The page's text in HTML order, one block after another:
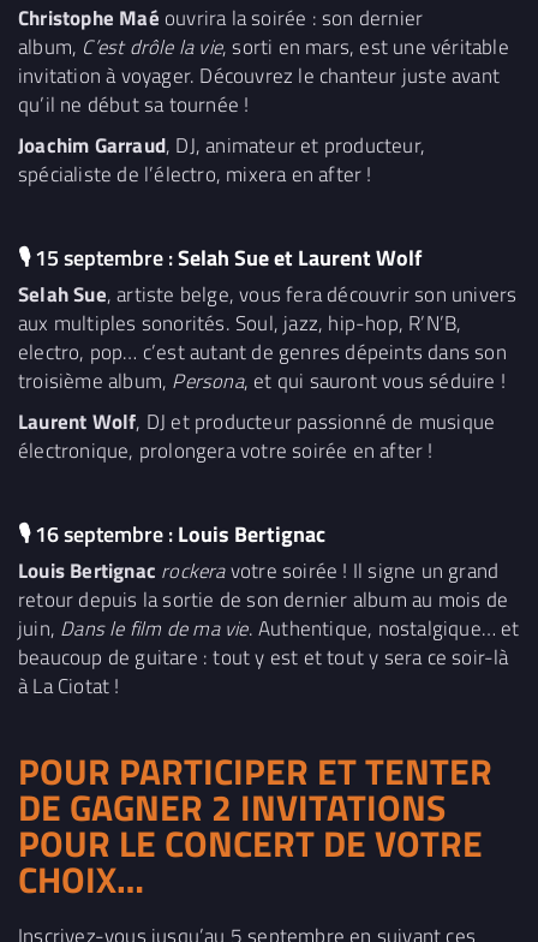
Christophe Maé ouvrira la soirée : son dernier
album, C’est drôle la vie, sorti en mars, est une véritable
invitation à voyager. Découvrez le chanteur juste avant
qu’il ne début sa tournée !
Joachim Garraud, DJ, animateur et producteur,
spécialiste de l’électro, mixera en after !
🎙15 septembre :Selah Sue et Laurent Wolf
Selah Sue, artiste belge, vous fera découvrir son univers
aux multiples sonorités. Soul, jazz, hip-hop, R’N’B,
electro, pop… c’est autant de genres dépeints dans son
troisième album, Persona, et qui sauront vous séduire !
Laurent Wolf, DJ et producteur passionné de musique
électronique, prolongera votre soirée en after !
🎙16 septembre :Louis Bertignac
Louis Bertignac rockeravotre soirée ! Il signe un grand
retour depuis la sortie de son dernier album au mois de
juin, Dans le film de ma vie. Authentique, nostalgique… et
beaucoup de guitare : tout y est et tout y sera ce soir-là
à La Ciotat !
POUR PARTICIPER ET TENTER
DE GAGNER 2 INVITATIONS
POUR LE CONCERT DE VOTRE
CHOIX…
Inscrivez-vous jusqu’au 5 septembre en suivant ces